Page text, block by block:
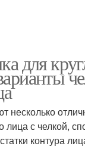
для
несколько
лица с челкой,
контура